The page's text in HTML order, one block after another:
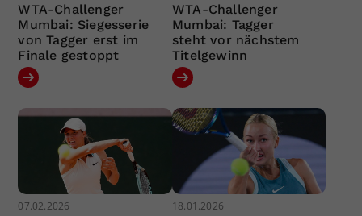
WTA-Challenger
Mumbai: Siegesserie
von Tagger erst im
Finale gestoppt
WTA-Challenger
Mumbai: Tagger
steht vor nächstem
Titelgewinn
07.02.2026 18.01.2026